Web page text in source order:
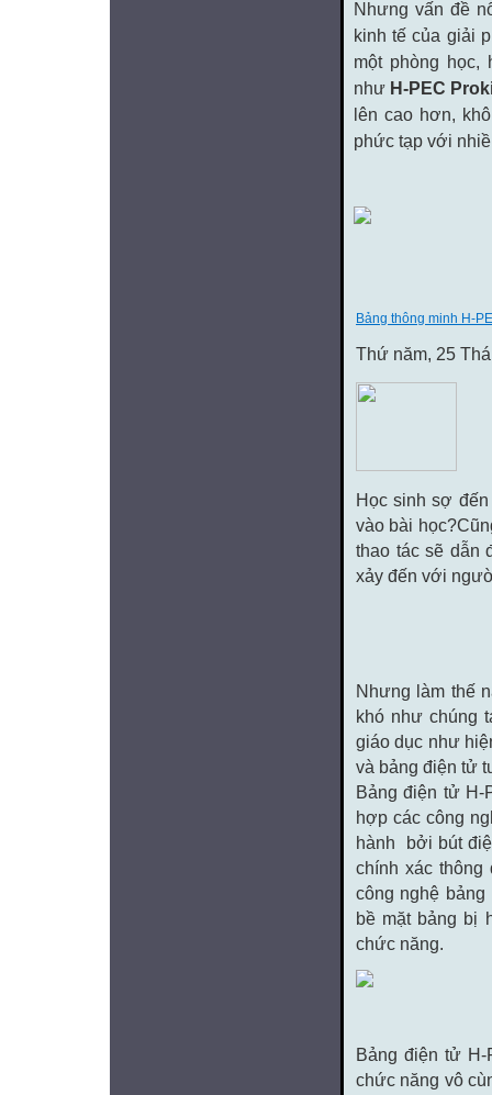
Nhưng vấn đề
kinh tế của giải
một phòng
như H-PEC
lên cao hơn,
phức tạp với
Bảng thông minh H-
Thứ năm, 25
Học sinh sợ
vào bài
thao tác sẽ dẫn
xảy đến với
Nhưng làm thế
khó như chúng
giáo dục như
và bảng điện tử
Bảng điện tử H-
hợp các công
hành bởi bút
chính xác thông
công nghệ
bề mặt bảng bị
chức năng.
Bảng điện tử
chức năng vô